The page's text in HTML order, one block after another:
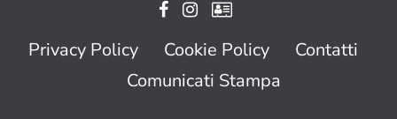
Privacy Policy Cookie Policy
Contatti
Comunicati Stampa